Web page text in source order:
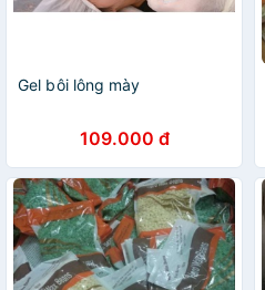
Gel bôi lông mày
109.000 đ